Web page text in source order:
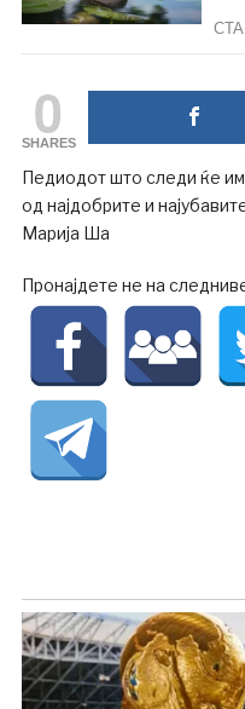
0
SHARES
Педиодот што следи ќе
од најдобрите и
Марија Ша
Пронајдете не на